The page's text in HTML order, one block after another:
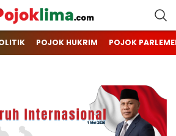
pojoklima.com
Mojokin
POJOK HUKRIM POJOK